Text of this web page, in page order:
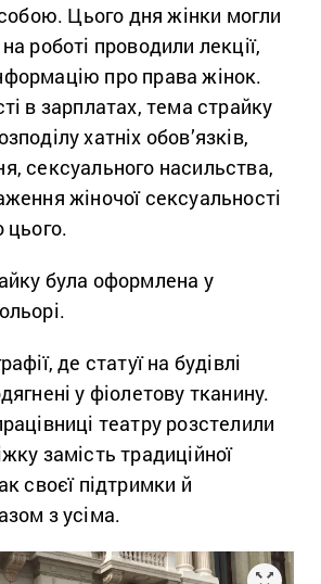
Цього дня жінки могли
роботі проводили лекції,
про права жінок.
в зарплатах, тема страйку
хатніх обов’язків,
сексуального насильства,
жіночої сексуальності
цього.
була оформлена у
де статуї на будівлі
у фіолетову тканину.
театру розстелили
замість традиційної
своєї підтримки й
з усіма.